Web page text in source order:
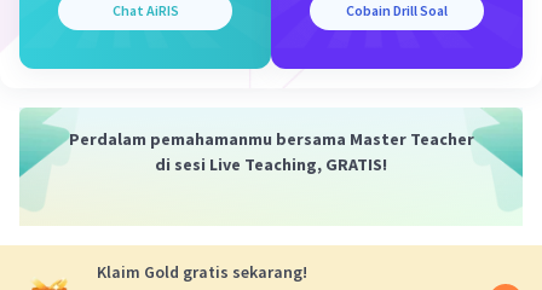
Chat AiRIS Cobain Drill Soal
Perdalam pemahamanmu bersama Master Teacher
di sesi Live Teaching, GRATIS!
Klaim Gold gratis sekarang!